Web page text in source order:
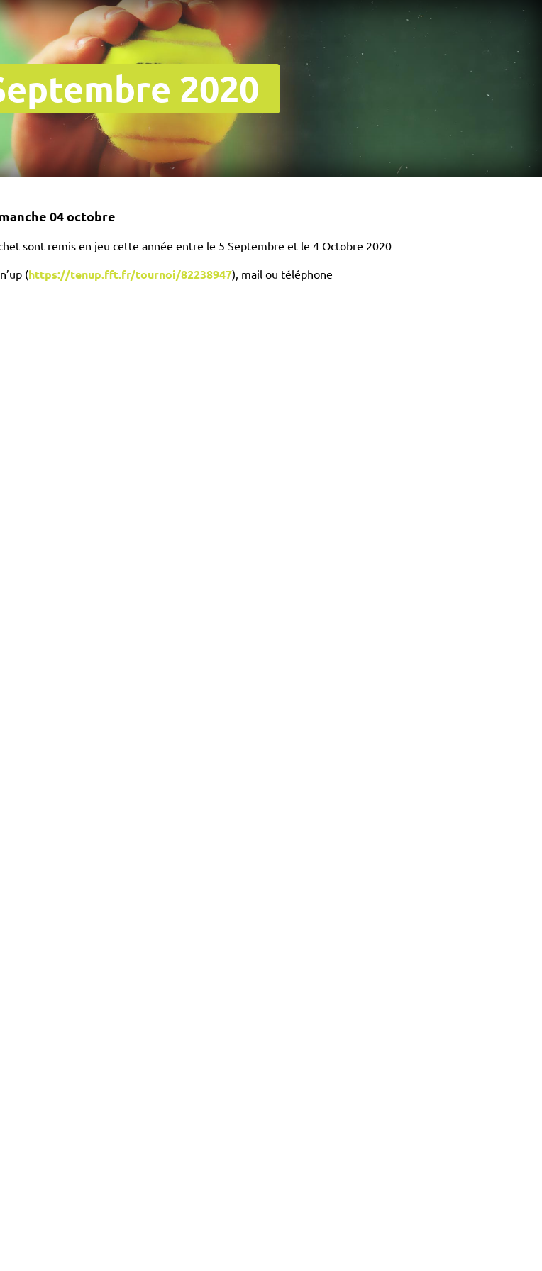
2020
04 octobre
sont remis en jeu cette année entre le 5 Septembre et le 4 Octobre 2020
(https://tenup.fft.fr/tournoi/82238947), mail ou téléphone